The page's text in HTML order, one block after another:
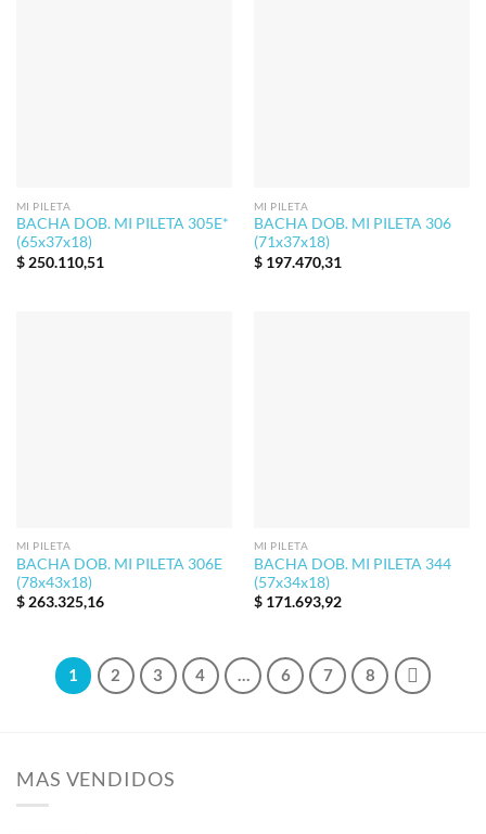
MI PILETA
BACHA DOB. MI PILETA 305E*
(65x37x18)
$250.110,51
MI PILETA
BACHA DOB. MI PILETA 306
(71x37x18)
$197.470,31
MI PILETA
BACHA DOB. MI PILETA 306E
(78x43x18)
$263.325,16
MI PILETA
BACHA DOB. MI PILETA 344
(57x34x18)
$171.693,92
1 2 3 4 … 6 7 8
MAS VENDIDOS